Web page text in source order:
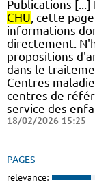
Publications
CHU , cette
informations
directement.
propositions
dans le
Centres
centres de
service des
18/02/2026 15:25
PAGES
relevance: